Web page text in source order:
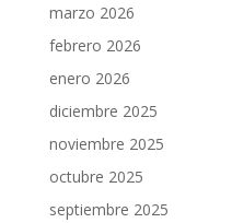
marzo 2026
febrero 2026
enero 2026
diciembre 2025
noviembre 2025
octubre 2025
septiembre 2025